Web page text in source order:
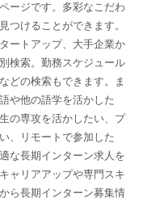
ージです。多彩なこだわ
つけることができます。
ートアップ、大手企業か
検索。勤務スケジュール
どの検索もできます。ま
や他の語学を活かした
の専攻を活かしたい、プ
、リモートで参加した
な長期インターン求人を
ャリアアップや専門スキ
ら長期インターン募集情